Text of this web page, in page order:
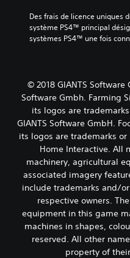
Des frais de licence uniques
système PS4™ principal
systèmes PS4™ une fois
© 2018 GIANTS Software
Software Gmbh. Farming
its logos are
GIANTS Software GmbH.
its logos are trademarks
Home Interactive. All
machinery, agricultural
associated imagery
include trademarks and/
respective owners.
equipment in this game
machines in shapes,
reserved. All other
property of